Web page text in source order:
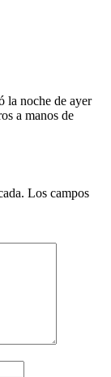
la noche de ayer
a manos de
Los campos